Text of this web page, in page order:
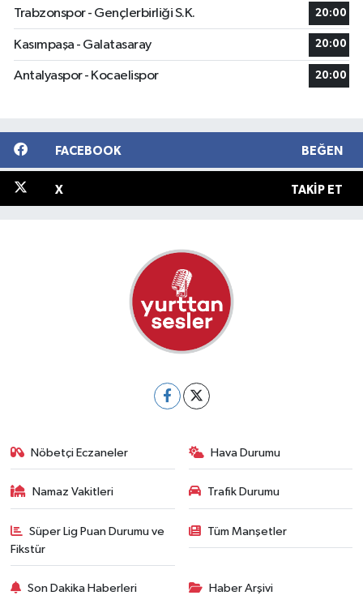
Trabzonspor - Gençlerbirliği S.K. 20:00
Kasımpaşa - Galatasaray 20:00
Antalyaspor - Kocaelispor 20:00
FACEBOOK BEĞEN
X TAKIP ET
Nöbetçi Eczaneler Hava Durumu
Namaz Vakitleri Trafik Durumu
Süper Lig Puan Durumu ve
Fikstür
Tüm Manşetler
Son Dakika Haberleri Haber Arşivi